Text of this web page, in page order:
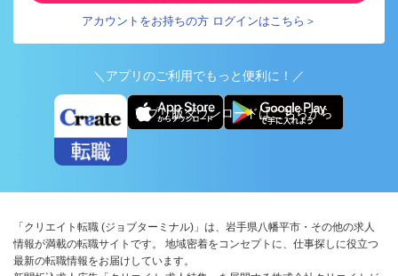
アカウントをお持ちの方 ログインはこちら＞
＼アプリのご利用でもっと便利に！／
アプリ版ダウンロードはこちらから
「クリエイト転職 (ジョブターミナル)」は、岩手県八幡平市・その他の求人
情報が満載の転職サイトです。 地域密着をコンセプトに、仕事探しに役立つ
最新の転職情報をお届けしています。